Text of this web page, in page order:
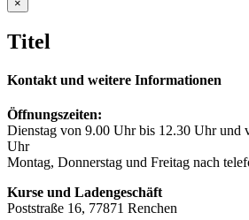
product
view
×
Titel
Kontakt und weitere Informationen
Öffnungszeiten:
Dienstag von 9.00 Uhr bis 12.30 Uhr und
Uhr
Montag, Donnerstag und Freitag nach
Kurse und Ladengeschäft
Poststraße 16, 77871 Renchen